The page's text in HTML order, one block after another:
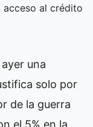
acceso al crédito
una
solo por
de la guerra
el 5% en la